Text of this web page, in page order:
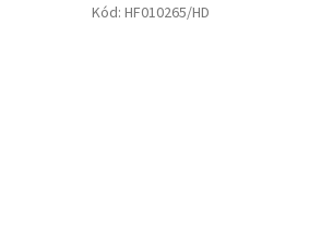
Kód: HF010265/HD